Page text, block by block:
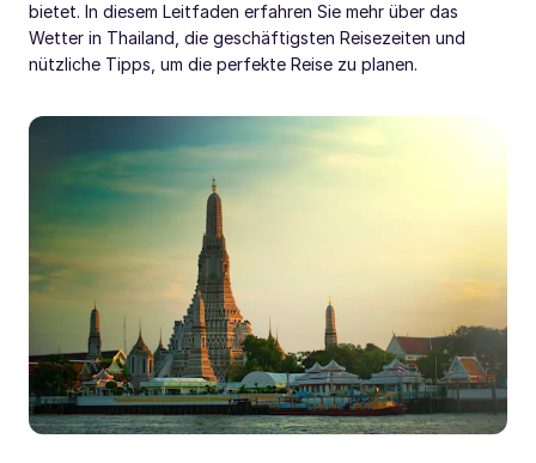
bietet. In diesem Leitfaden erfahren Sie mehr über das
Wetter in Thailand, die geschäftigsten Reisezeiten und
nützliche Tipps, um die perfekte Reise zu planen.